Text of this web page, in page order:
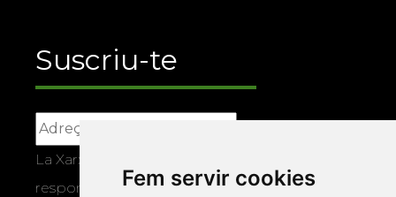
Fem servir cookies
Suscriu-te
La Xarxa Vives d’Universitats, com a
responsable, tractarà les vostres dades amb la